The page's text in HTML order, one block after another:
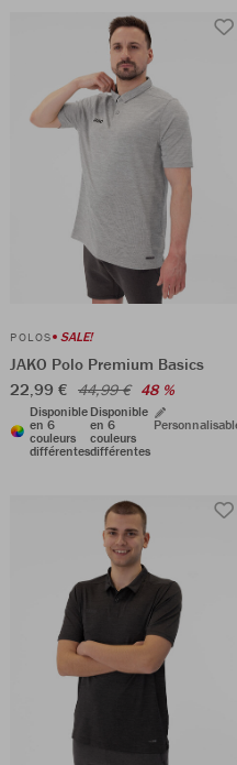
POLOS SALE!
JAKO Polo Premium Basics
22,99 € 44,99 € 48 %
Disponible
en 6
couleurs
différentes
Disponible
en 6
couleurs
différentes